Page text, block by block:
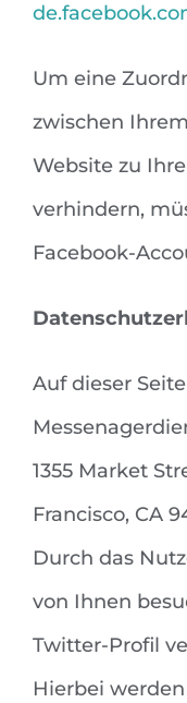
Um eine
zwischen
Website zu
verhindern,
Facebook-
Auf dieser
1355 Market
Francisco, CA
Durch das
von Ihnen
Twitter-Profil
Hierbei